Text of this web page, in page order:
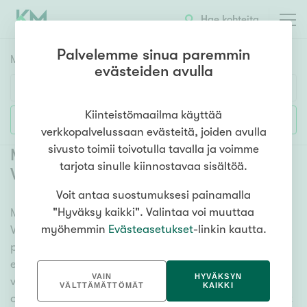
Hae kohteita
Myyntikohteet
Huoneluku
1h 2h 3h 4h 5h+
Asuntotyyppi
Kerros-/luhtitalo
Rivitalo/paritalo
Omakoti-/erillistalo
Maa- tai metsätila
Lisää hakuehtoja
Myytävät rivitalot ja paritalot
Valkeakoski (10)
Meiltä löydät myytävät rivitalot ja paritalot
Valkeakoski, olitpa etsimässä suurempaa tai
pienempää asuntoa. Lukuisat asuntovaihtoehdot ja
erittäin kattava kiinteistönvälittäjien verkosto
varmistavat, että meillä on hyvä paikallinen
osaaminen ja tieto. Katso alta kaikki myytävät rivitalot
Palvelemme sinua paremmin
evästeiden avulla
Kiinteistömaailma käyttää
verkkopalvelussaan evästeitä, joiden avulla
sivusto toimii toivotulla tavalla ja voimme
tarjota sinulle kiinnostavaa sisältöä.
Voit antaa suostumuksesi painamalla
"Hyväksy kaikki". Valintaa voi muuttaa
myöhemmin Evästeasetukset-linkin kautta.
VAIN
VÄLTTÄMÄTTÖMÄT
HYVÄKSYN
KAIKKI